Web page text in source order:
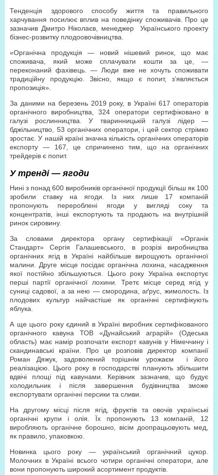
Тенденція здорового способу життя та правильного
харчування посилює вплив на поведінку споживачів. Про це
зазначив Дмитро Ніколаєв, менеджер Українського проекту
бізнес-розвитку плодоовочівництва.
«Органічна продукція — новий нішевий ринок, що має
споживача, який може сплачувати кошти за це, —
переконаний фахівець. — Люди вже не хочуть споживати
традиційну продукцію. Звісно, якщо є попит, з’являється
пропозиція».
За даними на березень 2019 року, в Україні 617 операторів
органічного виробництва, 324 оператори сертифіковано в
галузі рослинництва. У тваринницькій галузі лідер —
бджільництво, 53 органічних оператори, і цей сектор стрімко
зростає. У нашій країні значна кількість органічних операторів
експорту — 167, це спричинено тим, що на органічних
трейдерів є попит.
У тренді — ягоди
Нині з понад 600 виробників органічної продукції більш як 100
зробили ставку на ягоди. Із них лише 17 компаній
пропонують перероблені ягоди у вигляді соку та
концентратів, інші експортують та продають на внутрішній
ринок сировину.
За словами директора органу сертифікації «Органік
Стандарт» Сергія Галашевського, в розрізі виробництва
органічних ягід в Україні найбільше вирощують органічної
малини. Друге місце посідає органічна лохина, насадження
якої постійно збільшуються. Цього року Україна експортує
перші партії органічної лохини. Третє місце серед ягід у
суниці садової, а за нею — смородина, аґрус, жимолость. Із
плодових культур найчастіше як органічні сертифікують
яблука.
А ще цього року єдиний в Україні виробник сертифікованого
органічного кавуна ТОВ «Дунайський аграрій» (Одеська
область) має намір розпочати експорт кавунів у Німеччину і
скандинавські країни. Про це розповів директор компанії
Роман Дяжук, задоволений торішнім урожаєм і його
реалізацією. Цього року в господарстві планують збільшити
вдвічі площі під кавунами. Керівник зазначив, що будує
холодильник і після завершення будівництва зможе
експортувати органічні персики та сливи.
На другому місці після ягід, фруктів та овочів українські
органічні крупи і олія. Їх пропонують 13 компаній, 12
виробляють органічне борошно, вісім доопрацьовують мед,
як правило, упаковкою.
Новинка цього року — український органічний цукор.
Молочних в Україні всього чотири органічні оператори, але
вони пропонують широкий асортимент продуктів.